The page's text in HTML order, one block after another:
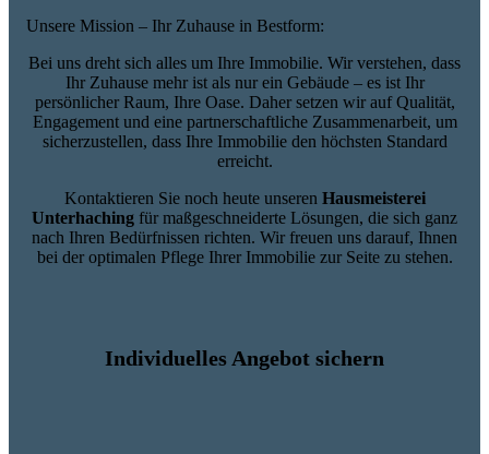
Unsere Mission – Ihr Zuhause in Bestform:
Bei uns dreht sich alles um Ihre Immobilie. Wir verstehen, dass
Ihr Zuhause mehr ist als nur ein Gebäude – es ist Ihr
persönlicher Raum, Ihre Oase. Daher setzen wir auf Qualität,
Engagement und eine partnerschaftliche Zusammenarbeit, um
sicherzustellen, dass Ihre Immobilie den höchsten Standard
erreicht.
Kontaktieren Sie noch heute unseren Hausmeisterei
Unterhaching für maßgeschneiderte Lösungen, die sich ganz
nach Ihren Bedürfnissen richten. Wir freuen uns darauf, Ihnen
bei der optimalen Pflege Ihrer Immobilie zur Seite zu stehen.
Individuelles Angebot sichern